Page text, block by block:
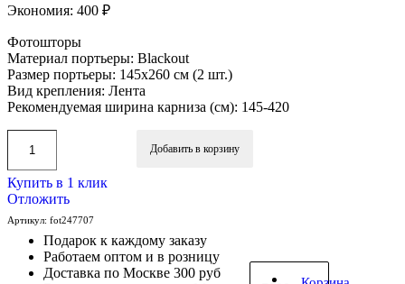
Экономия: 400 ₽
Фотошторы
Материал портьеры: Blackout
Размер портьеры: 145х260 см (2 шт.)
Вид крепления: Лента
Рекомендуемая ширина карниза (см): 145-420
Добавить в корзину
Купить в 1 клик
Отложить
Артикул: fot247707
Подарок к каждому заказу
Работаем оптом и в розницу
Доставка по Москве 300 руб